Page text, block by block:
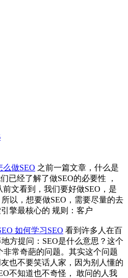
做SEO 之前一篇文章，什么是
已经了解了做SEO的必要性 ，
文看到，我们要好做SEO，是
以，想要做SEO，需要尽量的去
擎最核心的 规则：客户
如何学习SEO 看到许多人在百
方提问：SEO是什么意思？这个
非常奇葩的问题。其实这个问题
也不要笑话人家，因为别人懂的
不知道也不奇怪， 敢问的人我